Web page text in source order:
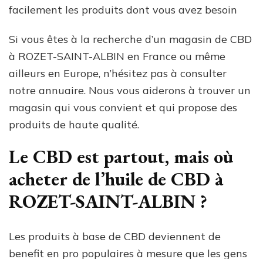
facilement les produits dont vous avez besoin
Si vous êtes à la recherche d’un magasin de CBD
à ROZET-SAINT-ALBIN en France ou même
ailleurs en Europe, n’hésitez pas à consulter
notre annuaire. Nous vous aiderons à trouver un
magasin qui vous convient et qui propose des
produits de haute qualité.
Le CBD est partout, mais où
acheter de l’huile de CBD à
ROZET-SAINT-ALBIN ?
Les produits à base de CBD deviennent de
benefit en pro populaires à mesure que les gens